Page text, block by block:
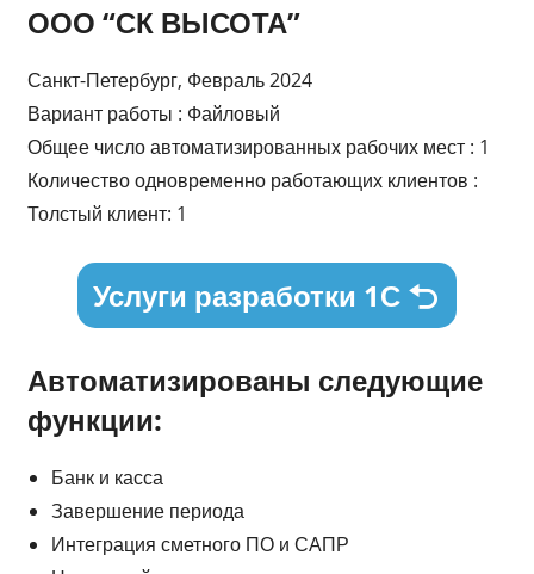
ООО “СК ВЫСОТА”
Санкт-Петербург, Февраль 2024
Вариант работы : Файловый
Общее число автоматизированных рабочих мест : 1
Количество одновременно работающих клиентов :
Толстый клиент: 1
Услуги разработки 1С
Автоматизированы следующие
функции:
Банк и касса
Завершение периода
Интеграция сметного ПО и САПР